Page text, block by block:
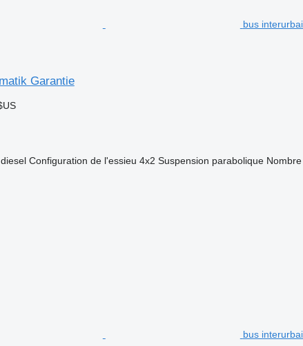
bus
Garantie
diesel Configuration de l'essieu 4x2 Suspension parabolique
bus